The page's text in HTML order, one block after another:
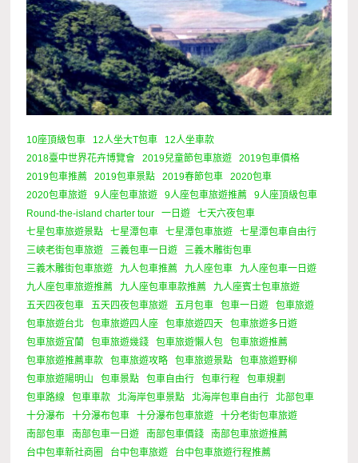
10座頂級包車 12人坐大T包車
12人坐車款
2018臺中世界花卉博覽會
2019兒童節包車旅遊
2019包車價格
2019包車推薦
2019包車景點 2019春節包車
2020包車
2020包車旅遊
9人座包車旅遊 9人座包車旅遊推薦
9人座頂級包車
Round-the-island charter tour
一日遊
七天六夜包車
七星包車旅遊景點
七星潭包車 七星潭包車旅遊
七星潭包車自由行
三峽老街包車旅遊
三義包車一日遊
三義木雕街包車
三義木雕街包車旅遊
九人包車推薦 九人座包車
九人座包車一日遊
九人座包車旅遊推薦
九人座包車車款推薦
九人座賓士包車旅遊
五天四夜包車
五天四夜包車旅遊 五月包車 包車一日遊
包車旅遊
包車旅遊台北
包車旅遊四人座 包車旅遊四天
包車旅遊多日遊
包車旅遊宜蘭
包車旅遊幾錢 包車旅遊懶人包
包車旅遊推薦
包車旅遊推薦車款
包車旅遊攻略 包車旅遊景點
包車旅遊野柳
包車旅遊陽明山
包車景點 包車自由行 包車行程
包車規劃
包車路線
包車車款 北海岸包車景點 北海岸包車自由行
北部包車
十分瀑布
十分瀑布包車 十分瀑布包車旅遊
十分老街包車旅遊
南部包車
南部包車一日遊 南部包車價錢
南部包車旅遊推薦
台中包車新社商圈
台中包車旅遊 台中包車旅遊行程推薦